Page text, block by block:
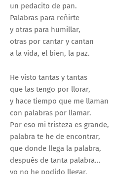
un pedacito de pan.
Palabras para reñirte
y otras para humillar,
otras por cantar y cantan
a la vida, el bien, la paz.
He visto tantas y tantas
que las tengo por llorar,
y hace tiempo que me llaman
con palabras por llamar.
Por eso mi tristeza es grande,
palabra te he de encontrar,
que donde llega la palabra,
después de tanta palabra...
yo no he podido llegar.